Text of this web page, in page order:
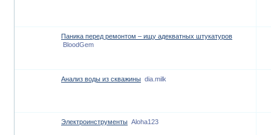
Паника перед ремонтом – ищу адекватных штукатуров
BloodGem
Анализ воды из скважины dia.milk
Электроинструменты Aloha123